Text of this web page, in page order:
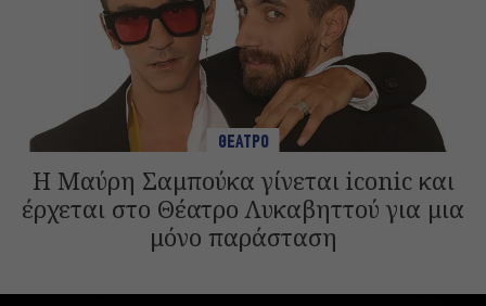
ΘΕΑΤΡΟ
Η Μαύρη Σαμπούκα γίνεται iconic και
έρχεται στο Θέατρο Λυκαβηττού για μια
μόνο παράσταση